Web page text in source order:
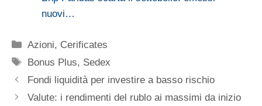
nuovi…
Categorie
Azioni, Cerificates
Tag
Bonus Plus, Sedex
Fondi liquidità per investire a basso rischio
Valute: i rendimenti del rublo ai massimi da inizio